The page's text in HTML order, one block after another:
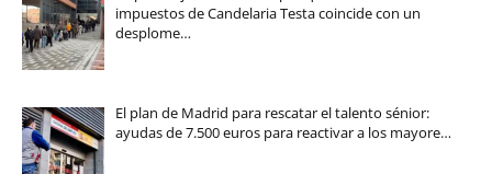
impuestos de Candelaria Testa coincide con un
desplome…
El plan de Madrid para rescatar el talento sénior:
ayudas de 7.500 euros para reactivar a los mayore…